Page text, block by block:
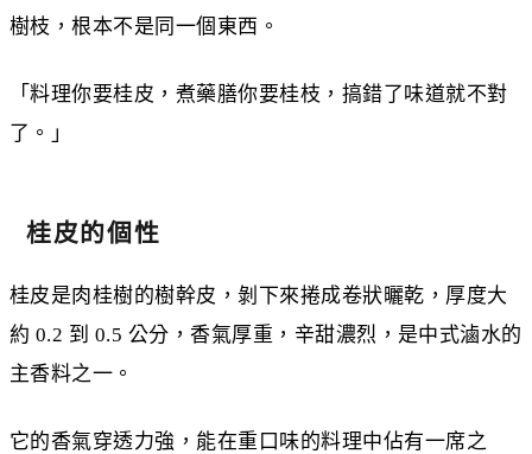
樹枝，根本不是同一個東西。
「料理你要桂皮，煮藥膳你要桂枝，搞錯了味道就不對
了。」
桂皮的個性
桂皮是肉桂樹的樹幹皮，剝下來捲成卷狀曬乾，厚度大
約 0.2 到 0.5 公分，香氣厚重，辛甜濃烈，是中式滷水的
主香料之一。
它的香氣穿透力強，能在重口味的料理中佔有一席之